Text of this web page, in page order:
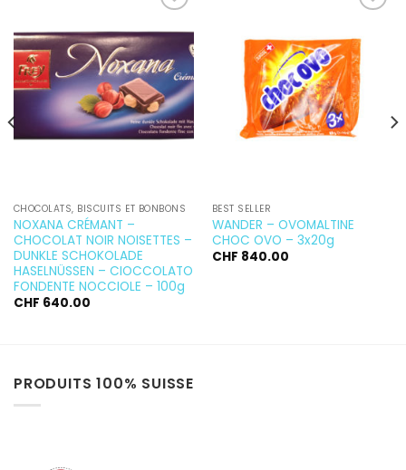
Ajouter
à la
wishlist
CHOCOLATS, BISCUITS ET BONBONS
NOXANA CRÉMANT –
CHOCOLAT NOIR NOISETTES –
DUNKLE SCHOKOLADE
HASELNÜSSEN – CIOCCOLATO
FONDENTE NOCCIOLE – 100g
CHF 640.00
Ajouter
à la
wishlist
BEST SELLER
WANDER – OVOMALTINE
CHOC OVO – 3x20g
CHF 840.00
PRODUITS 100% SUISSE